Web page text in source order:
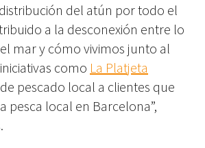
del atún por todo el
a la desconexión entre lo
mar y cómo vivimos junto al
como La Platjeta
pescado local a clientes que
pesca local en Barcelona”,